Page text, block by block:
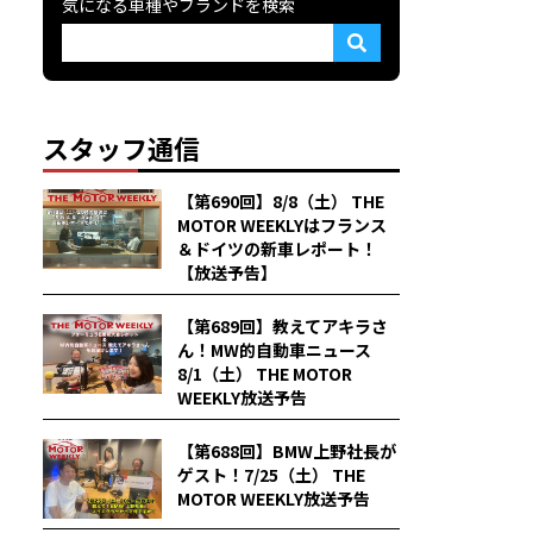
気になる車種やブランドを検索
スタッフ通信
【第690回】8/8（土） THE
MOTOR WEEKLYはフランス
＆ドイツの新車レポート！
【放送予告】
【第689回】教えてアキラさ
ん！MW的自動車ニュース
8/1（土） THE MOTOR
WEEKLY放送予告
【第688回】BMW上野社長が
ゲスト！7/25（土） THE
MOTOR WEEKLY放送予告